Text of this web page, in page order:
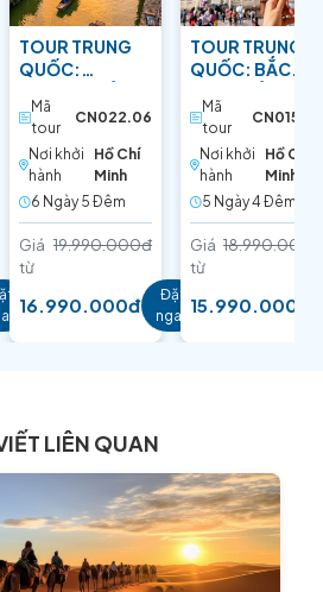
TOUR TRUNG
QUỐC:
HÀNG CHÂU:
SẮC HOA ANH
ĐÀO
Mã
tour
CN022.06
Nơi khởi
hành
Hồ Chí
Minh
6 Ngày 5 Ðêm
Giá
từ
19.990.000đ
16.990.000đ
Đặt
ngay
TOUR TRUNG
QUỐC: BẮC
PHƯƠNG ĐÔNG
Mã
tour
CN015.05
Nơi khởi
hành
Hồ Chí
Minh
5 Ngày 4 Ðêm
Giá
từ
18.990.000đ
15.990.000đ
LIÊN QUAN